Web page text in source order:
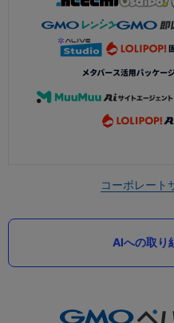
コーポレート
AIへの取り